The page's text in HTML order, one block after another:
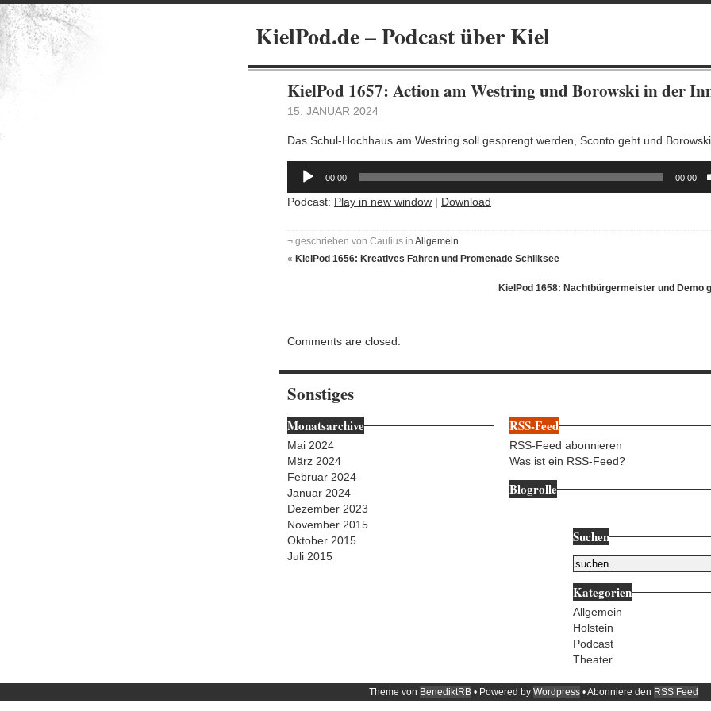
KielPod.de – Podcast über Kiel
KielPod 1657: Action am Westring und Borowski in der
15. JANUAR 2024
Das Schul-Hochhaus am Westring soll gesprengt werden, Sconto geht und Borowski
Player
00:00 00:00
Podcast: Play in new window | Download
¬ geschrieben von Caulius in Allgemein
« KielPod 1656: Kreatives Fahren und Promenade Schilksee
KielPod 1658: Nachtbürgermeister und Demo
Comments are closed.
Sonstiges
Monatsarchive
Mai 2024
März 2024
Februar 2024
Januar 2024
Dezember 2023
November 2015
Oktober 2015
Juli 2015
RSS-Feed
RSS-Feed abonnieren
Was ist ein RSS-Feed?
Blogrolle
Suchen
Kategorien
Allgemein
Holstein
Podcast
Theater
Theme von BenediktRB• Powered by Wordpress• Abonniere den RSS Feed